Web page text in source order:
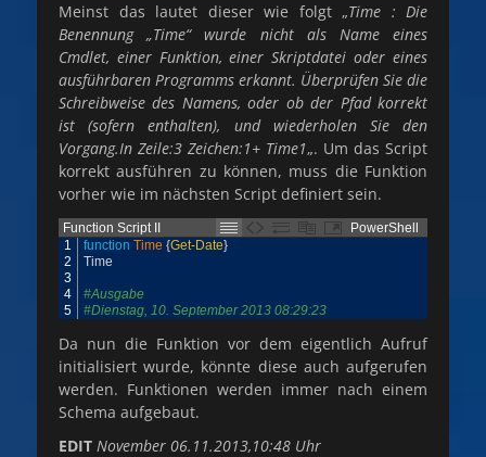
Meinst das lautet dieser wie folgt „Time : Die
Benennung „Time“ wurde nicht als Name eines
Cmdlet, einer Funktion, einer Skriptdatei oder eines
ausführbaren Programms erkannt. Überprüfen Sie die
Schreibweise des Namens, oder ob der Pfad korrekt
ist (sofern enthalten), und wiederholen Sie den
Vorgang.In Zeile:3 Zeichen:1+ Time1„. Um das Script
korrekt ausführen zu können, muss die Funktion
vorher wie im nächsten Script definiert sein.
Function Script II
PowerShell
1
2
3
4
5
function Time {Get-Date}
Time
#Ausgabe
#Dienstag, 10. September 2013 08:29:23
Da nun die Funktion vor dem eigentlich Aufruf
initialisiert wurde, könnte diese auch aufgerufen
werden. Funktionen werden immer nach einem
Schema aufgebaut.
EDIT November 06.11.2013,10:48 Uhr